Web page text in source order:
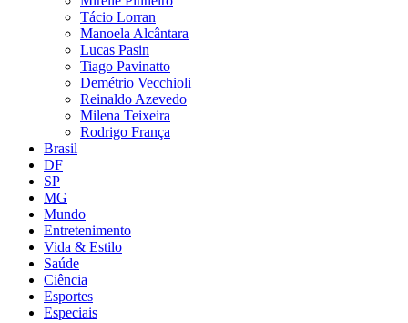
Tácio Lorran
Manoela Alcântara
Lucas Pasin
Tiago Pavinatto
Demétrio Vecchioli
Reinaldo Azevedo
Milena Teixeira
Rodrigo França
Brasil
DF
SP
MG
Mundo
Entretenimento
Vida & Estilo
Saúde
Ciência
Esportes
Especiais